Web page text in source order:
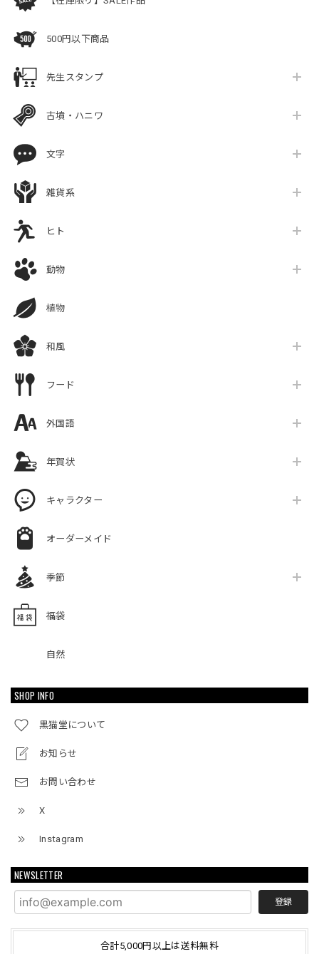
500円以下商品
先生スタンプ
古墳・ハニワ
文字
雑貨系
ヒト
動物
植物
和風
フード
外国語
年賀状
キャラクター
オーダーメイド
季節
福袋
自然
SHOP INFO
黒猫堂について
お知らせ
お問い合わせ
X
Instagram
NEWSLETTER
登録
合計5,000円以上は送料無料